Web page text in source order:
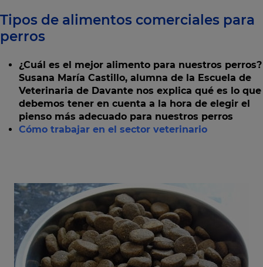
Tipos de alimentos comerciales para
perros
¿Cuál es el mejor alimento para nuestros perros?
Susana María Castillo, alumna de la Escuela de
Veterinaria de Davante nos explica qué es lo que
debemos tener en cuenta a la hora de elegir el
pienso más adecuado para nuestros perros
Cómo trabajar en el sector veterinario